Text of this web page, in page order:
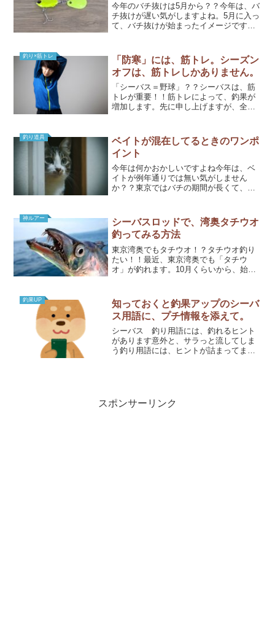
今年のバチ抜けは5月から？？今年は、バ
チ抜けが遅い気がしますよね。5月に入っ
て、バチ抜けが始まったイメージです。
す。普通のバチは、もはや終盤戦。タフ
な状況で活躍するルア...
釣り×筋トレ
「防寒」には、筋トレ。シーズン
オフは、筋トレしかありません。
「シーバス＝野球」？？シーバスは、筋
トレが重要！！筋トレによって、釣果が
増加します。先に申し上げますが、全体
どうぞ。シーズンオフ期間シーバスのシ
ーズンオフ期間に、なにを...
釣り道具
ベイトが混在してるときのワンポ
イント
今年は何かおかしいですよね今年は、ベ
イトが例年通りでは無い気がしません
か？？東京ではバチの期間が長くて、毎
に、今日はコノシロパターンなんてこと
もありました。変化が多いこれ...
神ルアー
シーバスロッドで、湾奥タチウオ
釣ってみる方法
東京湾奥でもタチウオ！？タチウオ釣り
たい！！最近、東京湾奥でも「タチウ
オ」が釣れます。10月くらいから、始ま
べても美味しいので、お土産にも喜ばれ
ると思いますよー。仕掛け...
釣果UP
知っておくと釣果アップのシーバ
ス用語に、プチ情報を添えて。
シーバス 釣り用語には、釣れるヒント
があります意外と、サラっと流してしま
う釣り用語には、ヒントが詰まってま
スポンサーリンク